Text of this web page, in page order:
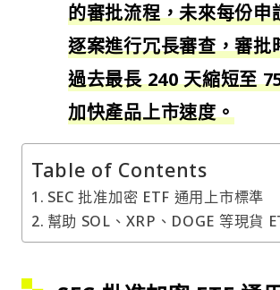
的審批流程，未來每份申
逐案進行冗長審查，審批
過去最長 240 天縮短至
加快產品上市速度。
Table of Contents
SEC 批准加密 ETF 通用上市標準
幫助 SOL、XRP、DOGE 等現貨